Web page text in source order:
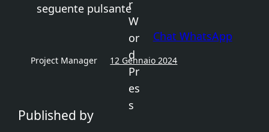
seguente pulsante
Chat WhatsApp
Project Manager 12 Gennaio 2024
Published by